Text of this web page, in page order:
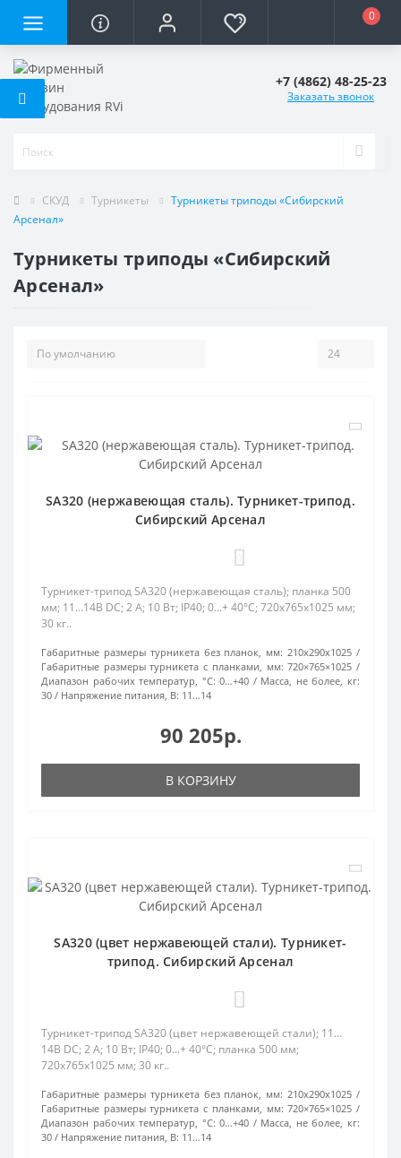
0
+7 (4862) 48-25-23
Заказать звонок
СКУД Турникеты
Турникеты триподы «Сибирский
Арсенал»
Турникеты триподы «Сибирский
Арсенал»
SA320 (нержавеющая сталь). Турникет-трипод.
Сибирский Арсенал
Турникет-трипод SA320 (нержавеющая сталь); планка 500
мм; 11…14В DC; 2 А; 10 Вт; IP40; 0...+ 40°C; 720х765х1025 мм;
30 кг..
Габаритные размеры турникета без планок, мм: 210х290х1025
Габаритные размеры турникета с планками, мм: 720×765×1025
Диапазон рабочих температур, °С: 0…+40
Масса, не более, кг:
30
Напряжение питания, В: 11…14
90 205р.
В КОРЗИНУ
SA320 (цвет нержавеющей стали). Турникет-
трипод. Сибирский Арсенал
Турникет-трипод SA320 (цвет нержавеющей стали); 11…
14В DC; 2 А; 10 Вт; IP40; 0...+ 40°C; планка 500 мм;
720х765х1025 мм; 30 кг..
Габаритные размеры турникета без планок, мм: 210х290х1025
Габаритные размеры турникета с планками, мм: 720×765×1025
Диапазон рабочих температур, °С: 0…+40
Масса, не более, кг:
30
Напряжение питания, В: 11…14